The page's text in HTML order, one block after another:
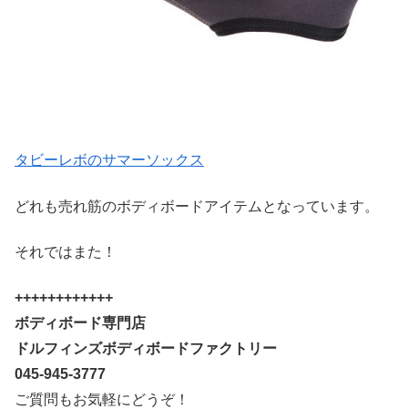
タビーレボのサマーソックス
どれも売れ筋のボディボードアイテムとなっています。
それではまた！
++++++++++++
ボディボード専門店
ドルフィンズボディボードファクトリー
045-945-3777
ご質問もお気軽にどうぞ！